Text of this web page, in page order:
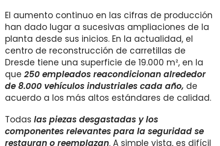
El aumento continuo en las cifras de producción
han dado lugar a sucesivas ampliaciones de la
planta desde sus inicios. En la actualidad, el
centro de reconstrucción de carretillas de
Dresde tiene una superficie de 19.000 m², en la
que 250 empleados reacondicionan alrededor
de 8.000 vehículos industriales cada año, de
acuerdo a los más altos estándares de calidad.
Todas las piezas desgastadas y los
componentes relevantes para la seguridad se
restauran o reemplazan. A simple vista, es difícil